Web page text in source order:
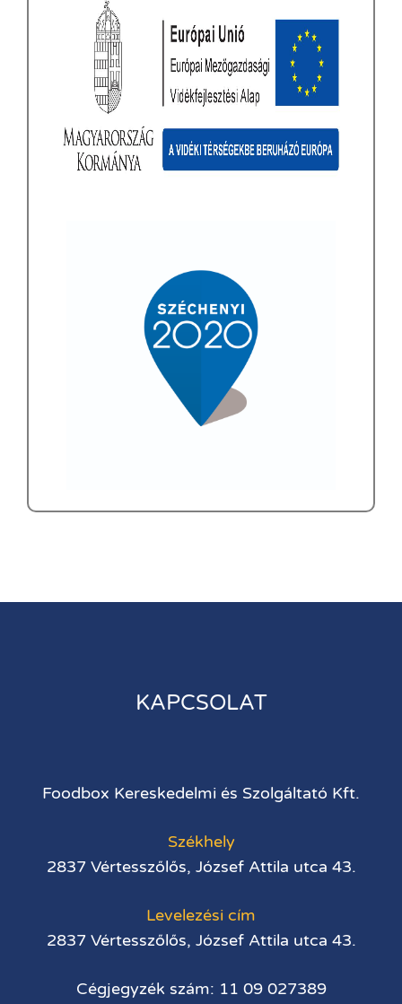
KAPCSOLAT
Foodbox Kereskedelmi és Szolgáltató Kft.
Székhely
2837 Vértesszőlős, József Attila utca 43.
Levelezési cím
2837 Vértesszőlős, József Attila utca 43.
Cégjegyzék szám: 11 09 027389